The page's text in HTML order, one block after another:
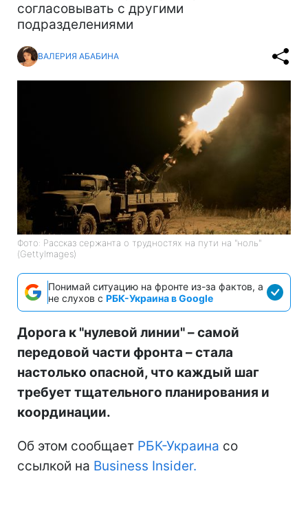
согласовывать с другими
подразделениями
ВАЛЕРИЯ АБАБИНА
Фото: Рассказ сержанта о трудностях на пути на "ноль"
(GettyImages)
Понимай ситуацию на фронте из-за фактов, а
не слухов с РБК-Украина в Google
Дорога к "нулевой линии" – самой
передовой части фронта – стала
настолько опасной, что каждый шаг
требует тщательного планирования и
координации.
Об этом сообщает РБК-Украина со
ссылкой на Business Insider.